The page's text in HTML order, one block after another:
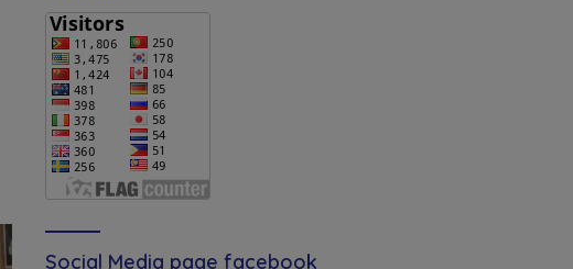
Social Media page facebook